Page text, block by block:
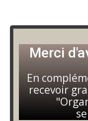
Merci
En
recevoir